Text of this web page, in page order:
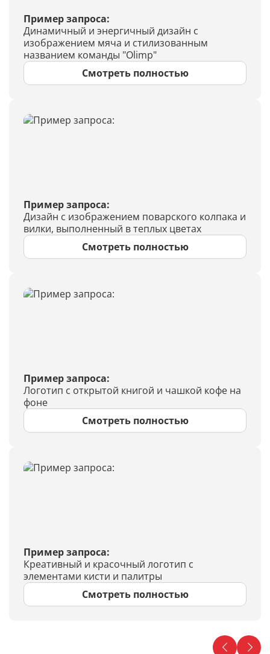
Пример запроса:
Динамичный и энергичный дизайн с
изображением мяча и стилизованным
названием команды "Olimp"
Смотреть полностью
Пример запроса:
Дизайн с изображением поварского колпака и
вилки, выполненный в теплых цветах
Смотреть полностью
Пример запроса:
Логотип с открытой книгой и чашкой кофе на
фоне
Смотреть полностью
Пример запроса:
Креативный и красочный логотип с
элементами кисти и палитры
Смотреть полностью